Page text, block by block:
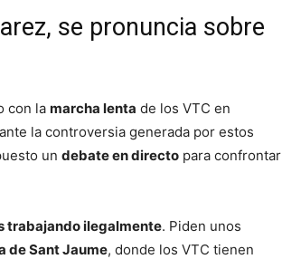
se pronuncia sobre
con la marcha lenta de los VTC en
la controversia generada por estos
un debate en directo para confrontar
trabajando ilegalmente. Piden unos
de Sant Jaume, donde los VTC tienen